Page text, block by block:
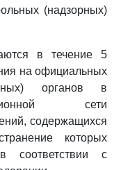
(надзорных)
в течение 5
на официальных
органов в
сети
содержащихся
которых
соответствии с